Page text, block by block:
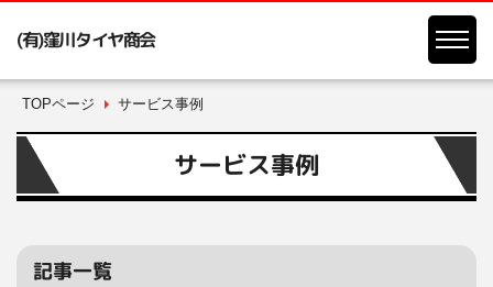
(有)窪川タイヤ商会
TOPページ サービス事例
サービス事例
記事一覧